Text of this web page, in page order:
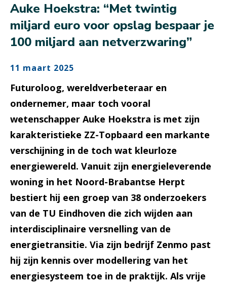
Auke Hoekstra: “Met twintig
miljard euro voor opslag bespaar je
100 miljard aan netverzwaring”
11 maart 2025
Futuroloog, wereldverbeteraar en
ondernemer, maar toch vooral
wetenschapper Auke Hoekstra is met zijn
karakteristieke ZZ-Topbaard een markante
verschijning in de toch wat kleurloze
energiewereld. Vanuit zijn energieleverende
woning in het Noord-Brabantse Herpt
bestiert hij een groep van 38 onderzoekers
van de TU Eindhoven die zich wijden aan
interdisciplinaire versnelling van de
energietransitie. Via zijn bedrijf Zenmo past
hij zijn kennis over modellering van het
energiesysteem toe in de praktijk. Als vrije